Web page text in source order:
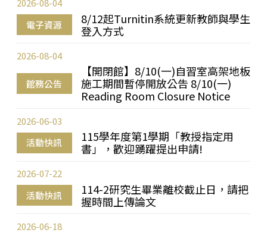
電子資源
8/12起Turnitin系統更新教師與學生
登入方式
2026-08-04
館務公告
【開閉館】8/10(一)自習室高架地板
施工期間暫停開放公告 8/10(一)
Reading Room Closure Notice
2026-08-04
活動快訊
115學年度第1學期「教授指定用
書」，歡迎踴躍提出申請!
2026-06-03
活動快訊
114-2研究生畢業離校截止日，請把
握時間上傳論文
2026-07-22
2026-06-18